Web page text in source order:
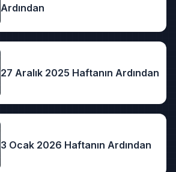
Ardından
27 Aralık 2025 Haftanın Ardından
3 Ocak 2026 Haftanın Ardından